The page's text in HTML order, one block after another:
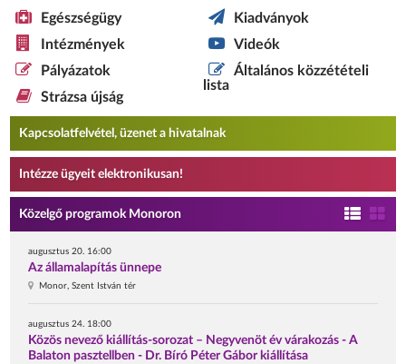
Egészségügy
Intézmények
Pályázatok
Strázsa újság
Kiadványok
Videók
Általános közzétételi
lista
Kapcsolatfelvétel, üzenet a hivatalnak
Intézze ügyeit elektronikusan!
Közelgő programok Monoron
augusztus 20. 16:00
Az államalapítás ünnepe
Monor, Szent István tér
augusztus 24. 18:00
Közös nevező kiállítás-sorozat – Negyvenöt év várakozás - A
Balaton pasztellben - Dr. Bíró Péter Gábor kiállítása